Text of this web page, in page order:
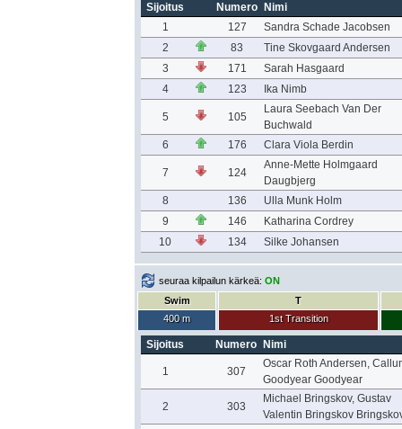
Sijoitus Numero
Nimi
1
127
Sandra Schade Jacobsen
2
83
Tine Skovgaard Andersen
3
171
Sarah Hasgaard
4
123 Ika Nimb
5 105
Laura Seebach Van Der
Buchwald
6
176 Clara Viola Berdin
7 124
Anne-Mette Holmgaard
Daugbjerg
8
136
Ulla Munk Holm
9
146
Katharina Cordrey
10
134 Silke Johansen
seuraa kilpailun kärkeä: ON
Swim
400 m
T
1st Transition
Sijoitus Numero Nimi
1 307
Oscar Roth Andersen,
Goodyear Goodyear
2 303
Michael Bringskov, Gustav
Valentin Bringskov